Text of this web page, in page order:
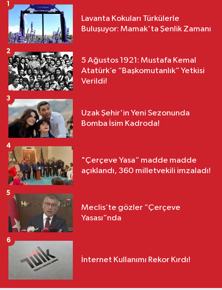
Lavanta Kokuları Türkülerle
Buluşuyor: Mamak'ta Şenlik Zamanı
1
5 Ağustos 1921: Mustafa Kemal
Atatürk’e “Başkomutanlık” Yetkisi
Verildi!
2
Uzak Şehir'in Yeni Sezonunda
Bomba İsim Kadroda!
3
"Çerçeve Yasa” madde madde
açıklandı, 360 milletvekili imzaladı!
4
Meclis’te gözler “Çerçeve
Yasası”nda
5
İnternet Kullanımı Rekor Kırdı!
6